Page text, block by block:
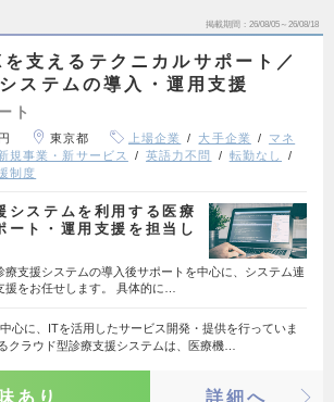
掲載期間 26/08/05～26/08/18
支えるテクニカルサポート／
ステムの導入・運用支援
ト
東京都 上場企業 大手企業
マネ
規事業・新サービス 英語力不問
転勤なし
制度
システムを利用する医療
ート・運用支援を担当し
療支援システムの導入後サポートを中心に、システム連
援をお任せします。 具体的に…
心に、ITを活用したサービス開発・提供を行っていま
クラウド型診療支援システムは、医療機…
あり 詳細へ